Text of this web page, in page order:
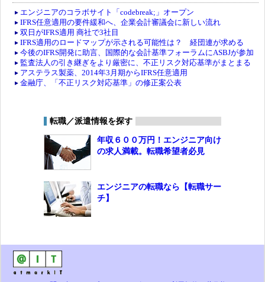
エンジニアのコラボサイト「codebreak;」オープン
IFRS任意適用の要件緩和へ、企業会計審議会に新しい流れ
双日がIFRS適用 商社で3社目
IFRS適用のロードマップが示される可能性は？ 経団連が求める
今後のIFRS開発に助言、国際的な会計基準フォーラムにASBJが参加
監査法人の引き継ぎをより厳密に、不正リスク対応基準がまとまる
アステラス製薬、2014年3月期からIFRS任意適用
金融庁、「不正リスク対応基準」の修正案公表
転職／派遣情報を探す
年収６００万円！エンジニア向け
の求人満載。転職希望者必見
エンジニアの転職なら【転職サー
チ】